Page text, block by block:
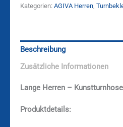
Kategorien: AGIVA Herren
Beschreibung
Zusätzliche Informationen
Lange Herren –
Produktdetails: